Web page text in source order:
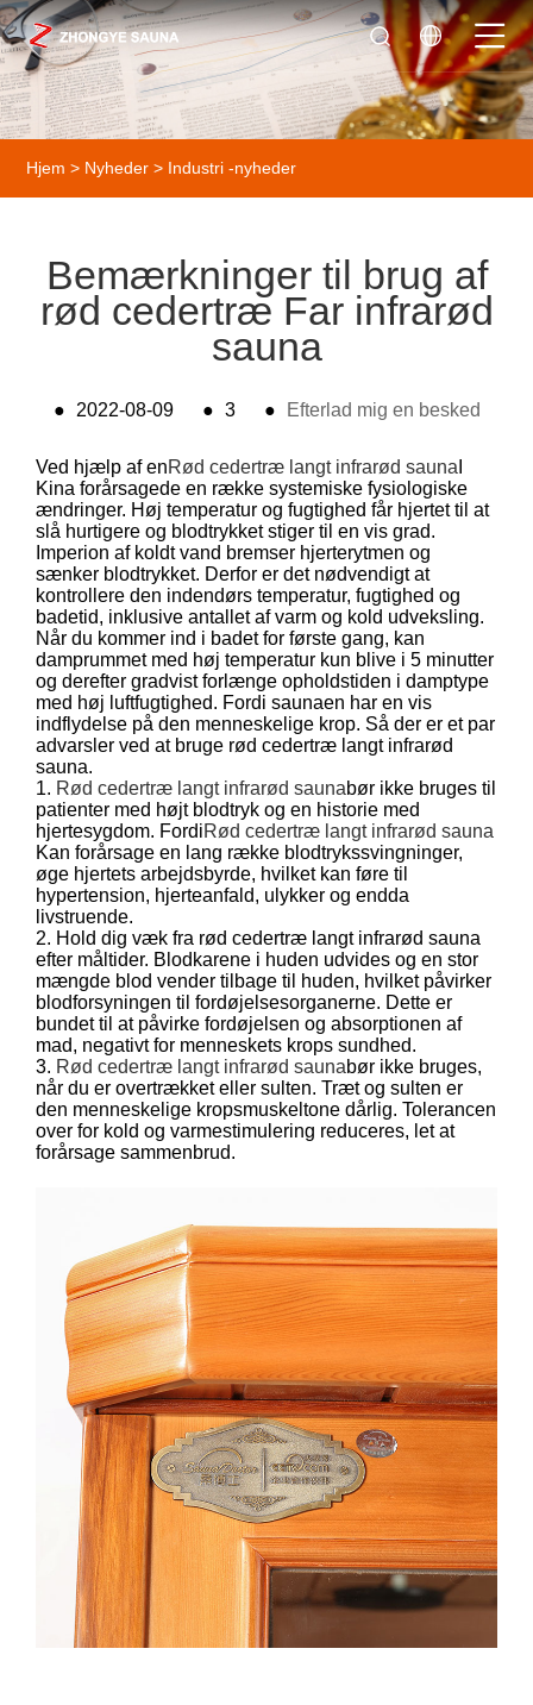
Hjem > Nyheder > Industri -nyheder
Bemærkninger til brug af
rød cedertræ Far infrarød
sauna
● 2022-08-09 ● 3 ● Efterlad mig en besked
Ved hjælp af enRød cedertræ langt infrarød sauna
Kina forårsagede en række systemiske fysiologiske
ændringer. Høj temperatur og fugtighed får hjertet til at
slå hurtigere og blodtrykket stiger til en vis grad.
Imperion af koldt vand bremser hjerterytmen og
sænker blodtrykket. Derfor er det nødvendigt at
kontrollere den indendørs temperatur, fugtighed og
badetid, inklusive antallet af varm og kold udveksling.
Når du kommer ind i badet for første gang, kan
damprummet med høj temperatur kun blive i 5 minutter
og derefter gradvist forlænge opholdstiden i damptype
med høj luftfugtighed. Fordi saunaen har en vis
indflydelse på den menneskelige krop. Så der er et par
advarsler ved at bruge rød cedertræ langt infrarød
sauna.
1. Rød cedertræ langt infrarød saunabør ikke bruges til
patienter med højt blodtryk og en historie med
hjertesygdom. FordiRød cedertræ langt infrarød sauna
Kan forårsage en lang række blodtrykssvingninger,
øge hjertets arbejdsbyrde, hvilket kan føre til
hypertension, hjerteanfald, ulykker og endda
livstruende.
2. Hold dig væk fra rød cedertræ langt infrarød sauna
efter måltider. Blodkarene i huden udvides og en stor
mængde blod vender tilbage til huden, hvilket påvirker
blodforsyningen til fordøjelsesorganerne. Dette er
bundet til at påvirke fordøjelsen og absorptionen af ​​
mad, negativt for menneskets krops sundhed.
3. Rød cedertræ langt infrarød saunabør ikke bruges,
når du er overtrækket eller sulten. Træt og sulten er
den menneskelige kropsmuskeltone dårlig. Tolerancen
over for kold og varmestimulering reduceres, let at
forårsage sammenbrud.